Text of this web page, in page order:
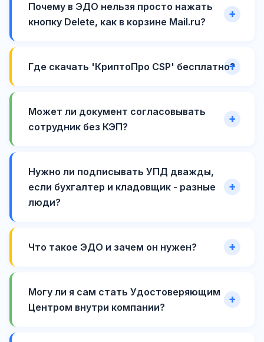
Почему в ЭДО нельзя просто нажать
кнопку Delete, как в корзине Mail.ru?
Где скачать 'КриптоПро CSP' бесплатно?
Может ли документ согласовывать
сотрудник без КЭП?
Нужно ли подписывать УПД дважды,
если бухгалтер и кладовщик - разные
люди?
Что такое ЭДО и зачем он нужен?
Могу ли я сам стать Удостоверяющим
Центром внутри компании?